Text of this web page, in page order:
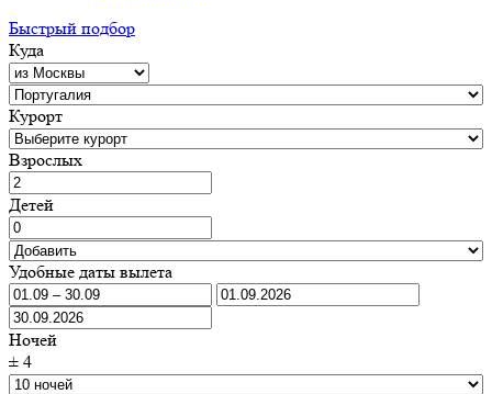
Быстрый подбор
Куда
Курорт
Взрослых
Детей
Удобные даты вылета
Ночей
± 4